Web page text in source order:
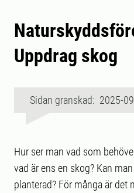
Uppdrag skog
Sidan granskad: 2025-
Hur ser man vad som
vad är ens en skog? Kan
planterad? För många är det